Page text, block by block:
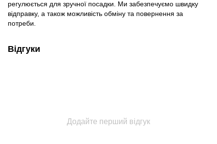
регулюється для зручної посадки. Ми забезпечуємо швидку
відправку, а також можливість обміну та повернення за
потреби.
Відгуки
Додайте перший відгук